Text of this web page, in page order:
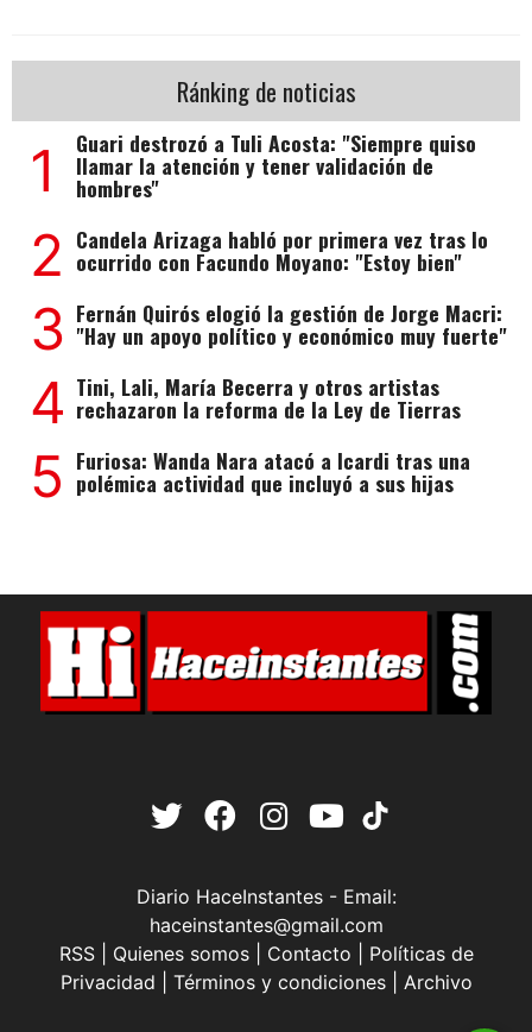
Ránking de noticias
1 Guari destrozó a Tuli Acosta: "Siempre quiso
llamar la atención y tener validación de
hombres"
2 Candela Arizaga habló por primera vez tras lo
ocurrido con Facundo Moyano: "Estoy bien"
3 Fernán Quirós elogió la gestión de Jorge Macri:
"Hay un apoyo político y económico muy fuerte"
4 Tini, Lali, María Becerra y otros artistas
rechazaron la reforma de la Ley de Tierras
5 Furiosa: Wanda Nara atacó a Icardi tras una
polémica actividad que incluyó a sus hijas
Diario HaceInstantes - Email:
haceinstantes@gmail.com
RSS| Quienes somos| Contacto
Políticas de
Privacidad
Términos y condiciones| Archivo